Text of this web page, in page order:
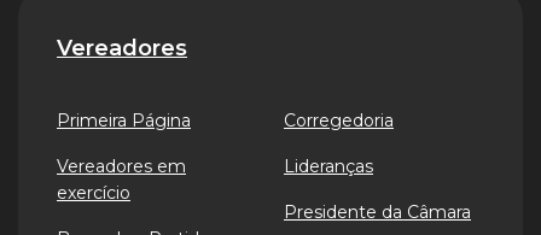
Vereadores
Primeira Página
Vereadores em
exercício
Corregedoria
Lideranças
Presidente da Câmara